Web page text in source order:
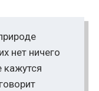
нет ничего
кажутся